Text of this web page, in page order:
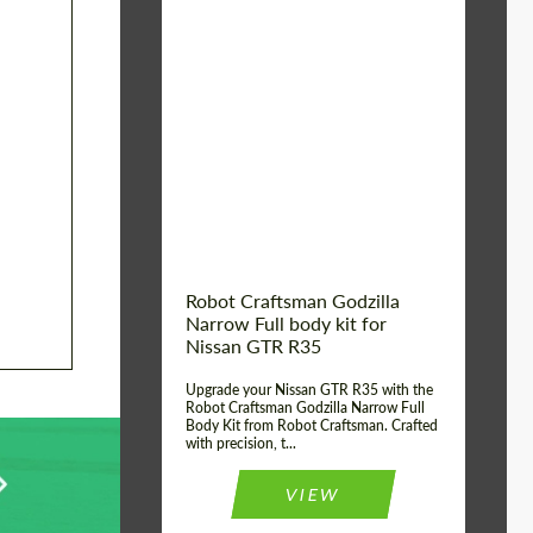
Robot Craftsman Godzilla
Narrow Full body kit for
Nissan GTR R35
Upgrade your Nissan GTR R35 with the
Robot Craftsman Godzilla Narrow Full
Body Kit from Robot Craftsman. Crafted
with precision, t...
VIEW